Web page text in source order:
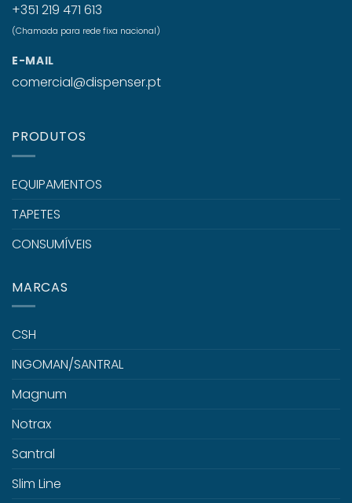
+351 219 471 613
(Chamada para rede fixa nacional)
E-MAIL
comercial@dispenser.pt
PRODUTOS
EQUIPAMENTOS
TAPETES
CONSUMÍVEIS
MARCAS
CSH
INGOMAN/SANTRAL
Magnum
Notrax
Santral
Slim Line